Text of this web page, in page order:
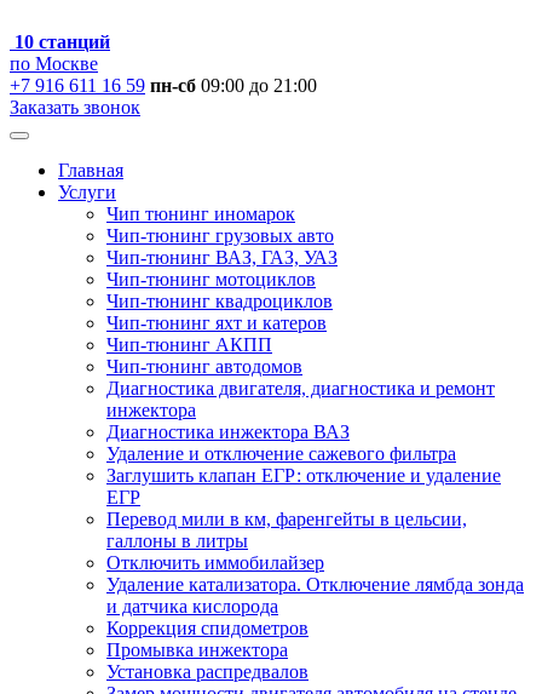
10 станций
по Москве
+7 916 611 16 59 пн-сб 09:00 до 21:00
Заказать звонок
Главная
Услуги
Чип тюнинг иномарок
Чип-тюнинг грузовых авто
Чип-тюнинг ВАЗ, ГАЗ, УАЗ
Чип-тюнинг мотоциклов
Чип-тюнинг квадроциклов
Чип-тюнинг яхт и катеров
Чип-тюнинг АКПП
Чип-тюнинг автодомов
Диагностика двигателя, диагностика и ремонт
инжектора
Диагностика инжектора ВАЗ
Удаление и отключение сажевого фильтра
Заглушить клапан ЕГР: отключение и удаление
ЕГР
Перевод мили в км, фаренгейты в цельсии,
галлоны в литры
Отключить иммобилайзер
Удаление катализатора. Отключение лямбда зонда
и датчика кислорода
Коррекция спидометров
Промывка инжектора
Установка распредвалов